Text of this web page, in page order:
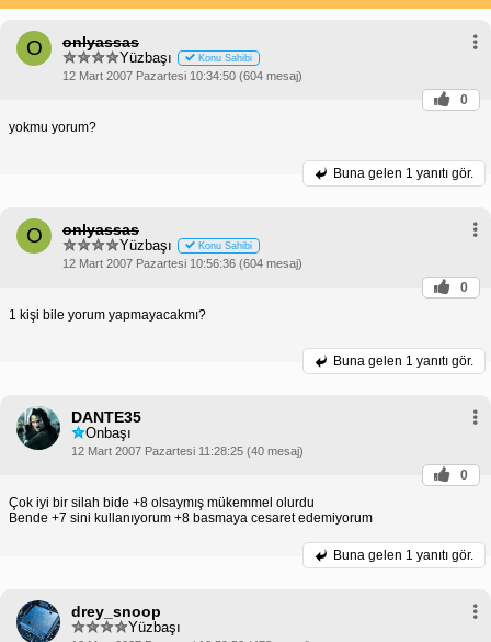
O onlyassas
Yüzbaşı Konu Sahibi
12 Mart 2007 Pazartesi 10:34:50 (604 mesaj)
0
yokmu yorum?
Buna gelen 1 yanıtı gör.
O onlyassas
Yüzbaşı Konu Sahibi
12 Mart 2007 Pazartesi 10:56:36 (604 mesaj)
0
1 kişi bile yorum yapmayacakmı?
Buna gelen 1 yanıtı gör.
DANTE35
Onbaşı
12 Mart 2007 Pazartesi 11:28:25 (40 mesaj)
0
Çok iyi bir silah bide +8 olsaymış mükemmel olurdu
Bende +7 sini kullanıyorum +8 basmaya cesaret edemiyorum
Buna gelen 1 yanıtı gör.
drey_snoop
Yüzbaşı